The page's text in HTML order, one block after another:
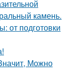
камень.
от подготовки
Можно